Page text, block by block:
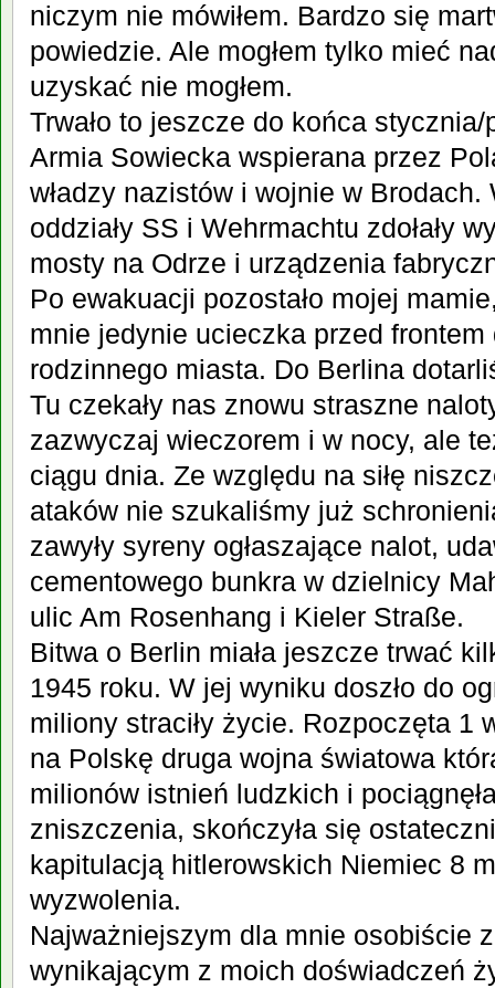
niczym nie mówiłem. Bardzo się
powiedzie. Ale mogłem tylko mieć
uzyskać nie mogłem.
Trwało to jeszcze do końca
Armia Sowiecka wspierana przez
władzy nazistów i wojnie w
oddziały SS i Wehrmachtu zdołały
mosty na Odrze i urządzenia
Po ewakuacji pozostało mojej
mnie jedynie ucieczka przed
rodzinnego miasta. Do Berlina
Tu czekały nas znowu straszne
zazwyczaj wieczorem i w nocy, ale
ciągu dnia. Ze względu na siłę
ataków nie szukaliśmy już
zawyły syreny ogłaszające nalot,
cementowego bunkra w dzielnicy
ulic Am Rosenhang i Kieler Straße.
Bitwa o Berlin miała jeszcze trwać
1945 roku. W jej wyniku doszło do
miliony straciły życie. Rozpoczęta 1
na Polskę druga wojna światowa
milionów istnień ludzkich i
zniszczenia, skończyła się
kapitulacją hitlerowskich Niemiec 8
wyzwolenia.
Najważniejszym dla mnie osobiście
wynikającym z moich doświadczeń